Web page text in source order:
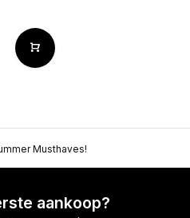
Musthaves!
aankoop?